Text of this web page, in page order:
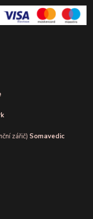
zářič) Somavedic